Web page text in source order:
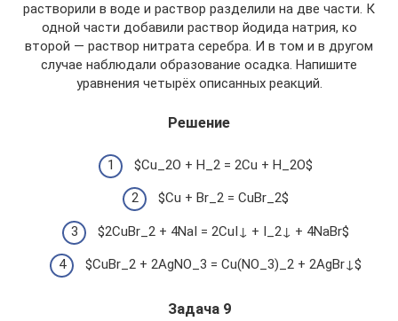
растворили в воде и раствор разделили на две части. К
одной части добавили раствор йодида натрия, ко
второй — раствор нитрата серебра. И в том и в другом
случае наблюдали образование осадка. Напишите
уравнения четырёх описанных реакций.
Решение
$Cu_2O + H_2 = 2Cu + H_2O$
$Cu + Br_2 = CuBr_2$
$2CuBr_2 + 4NaI = 2CuI↓ + I_2↓ + 4NaBr$
$CuBr_2 + 2AgNO_3 = Cu(NO_3)_2 + 2AgBr↓$
Задача 9